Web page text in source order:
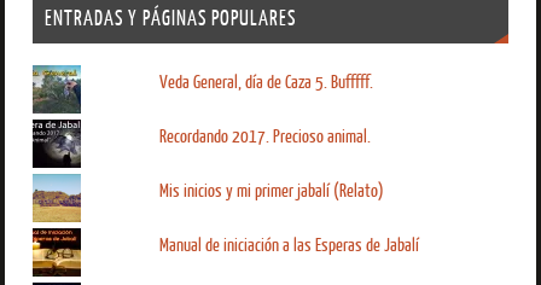
ENTRADAS Y PÁGINAS POPULARES
Veda General, día de Caza 5. Bufffff.
Recordando 2017. Precioso animal.
Mis inicios y mi primer jabalí (Relato)
Manual de iniciación a las Esperas de Jabalí